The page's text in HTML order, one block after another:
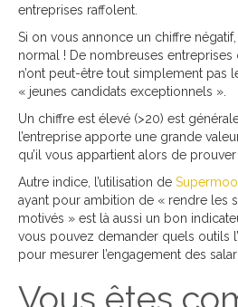
entreprises raffolent.
Si on vous annonce un chiffre négatif,
normal ! De nombreuses entreprises
n’ont peut-être tout simplement pas
« jeunes candidats exceptionnels ».
Un chiffre est élevé (>20) est
l’entreprise apporte une grande
qu’il vous appartient alors de
Autre indice, l’utilisation de
ayant pour ambition de « rendre les
motivés » est là aussi un bon
vous pouvez demander quels outils
pour mesurer l’engagement des
Vous êtes